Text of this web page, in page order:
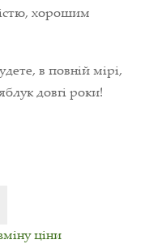
хорошим
в повній мірі,
довгі роки!
ціни